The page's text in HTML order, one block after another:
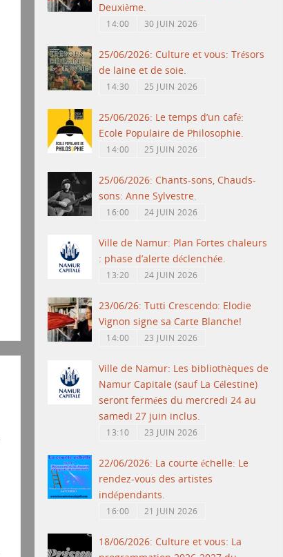
Deuxième.
14:00 30 JUIN 2026
25/06/2026: Culture et vous: Trésors
de laine et de soie.
14:30 25 JUIN 2026
25/06/2026: Le temps d’un café:
Ecole Populaire de Philosophie.
14:00 25 JUIN 2026
25/06/2026: Chants-sons, Chauds-
sons: Anne Sylvestre.
16:00 24 JUIN 2026
Ville de Namur: Plan Fortes chaleurs
: phase d’alerte déclenchée.
13:20 24 JUIN 2026
23/06/26: Tutti Crescendo: Elodie
Vignon signe sa Carte Blanche!
14:00 23 JUIN 2026
Ville de Namur: Les bibliothèques de
Namur Capitale (sauf La Célestine)
seront fermées du mercredi 24 au
samedi 27 juin inclus.
13:10 23 JUIN 2026
22/06/2026: La courte échelle: Le
rendez-vous des artistes
indépendants.
16:00 21 JUIN 2026
18/06/2026: Culture et vous: La